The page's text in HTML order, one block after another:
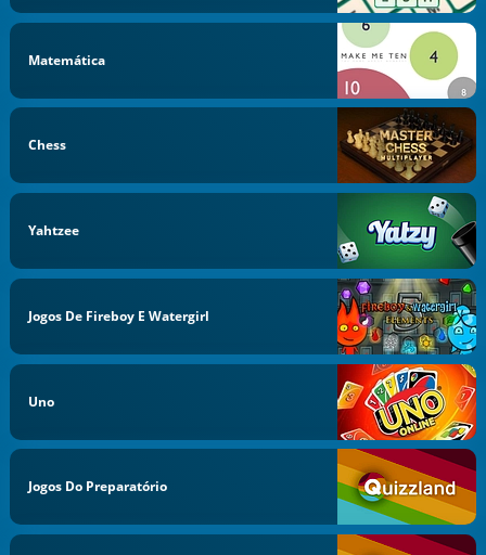
Matemática
Chess
Yahtzee
Jogos De Fireboy E Watergirl
Uno
Jogos Do Preparatório